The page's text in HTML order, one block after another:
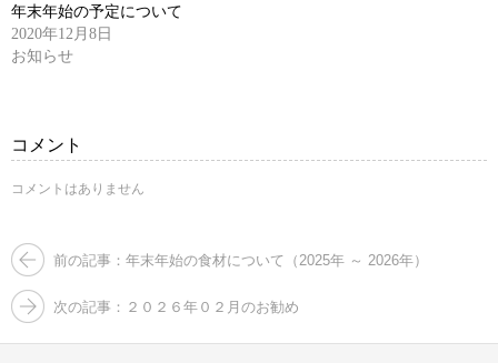
ド
ウ
で
開
き
さ
い
(新
で
き
ま
年末年始の予定について
2020年12月8日
お知らせ
コメント
コメントはありません
前の記事：年末年始の食材について（2025年 ～ 2026年）
次の記事：２０２６年０２月のお勧め